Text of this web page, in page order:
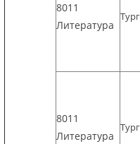
8011
Литература
8011
Литература